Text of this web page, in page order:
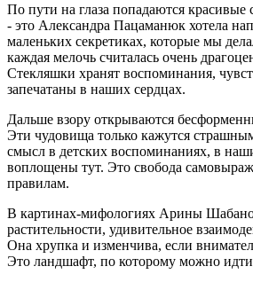
По пути на глаза попадаются красивые
- это Александра Пацаманюк хотела
маленьких секретиках, которые мы
каждая мелочь считалась очень
Стекляшки хранят воспоминания,
запечатаны в наших сердцах.
Дальше взору открываются
Эти чудовища только кажутся
смысл в детских воспоминаниях, в
воплощены тут. Это свобода
правилам.
В картинах-мифологиях Арины
растительности, удивительное
Она хрупка и изменчива, если
Это ландшафт, по которому можно